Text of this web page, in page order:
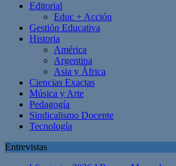
Editorial
Educ + Acción
Gestión Educativa
Historia
América
Argentina
Asia y África
Ciencias Exactas
Música y Arte
Pedagogía
Sindicalismo Docente
Tecnología
Entrevistas